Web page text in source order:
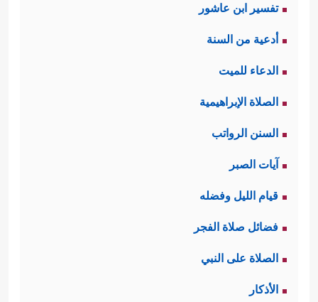
تفسير ابن عاشور
أدعية من السنة
الدعاء للميت
الصلاة الإبراهيمية
السنن الرواتب
آيات الصبر
قيام الليل وفضله
فضائل صلاة الفجر
الصلاة على النبي
الأذكار